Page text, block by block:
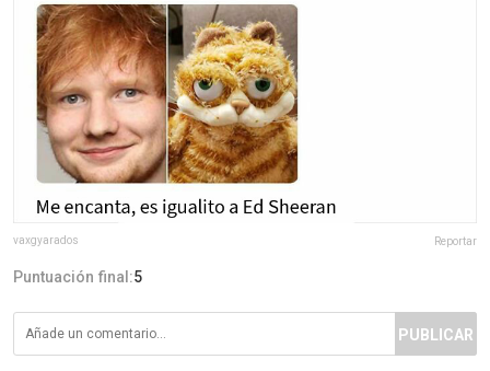
vaxgyarados Reportar
Puntuación final:5
PUBLICAR